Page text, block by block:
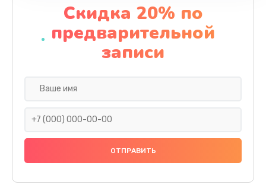
Скидка 20% по
предварительной
записи